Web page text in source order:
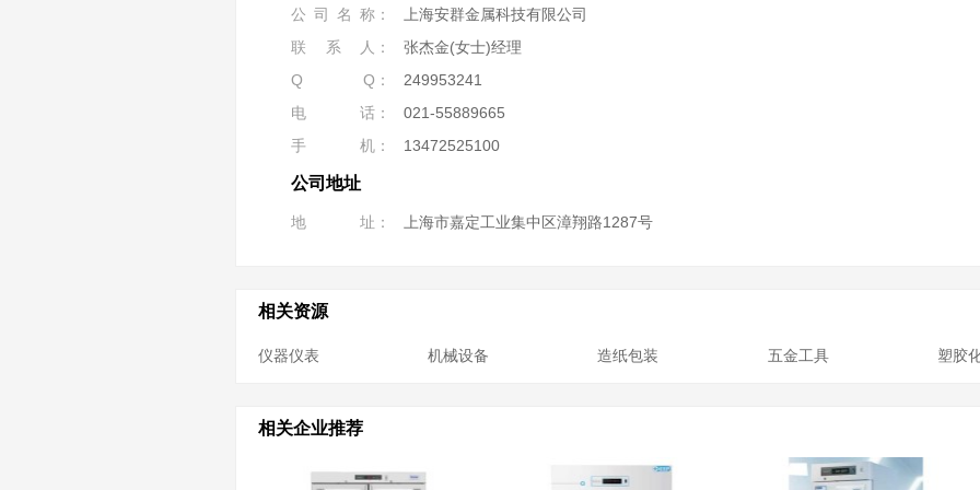
公司名称
上海安群金属科技有限公司
联系人
张杰金(女士)经理
Q Q
249953241
电话
021-55889665
手机
13472525100
公司地址
地址 上海市嘉定工业集中区漳翔路1287号
相关资源
仪器仪表 机械设备 造纸包装 五金工具 塑胶
相关企业推荐